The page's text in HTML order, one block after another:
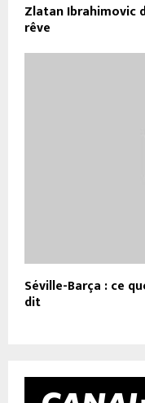
Zlatan Ibrahimovic
rêve
Séville-Barça : ce
dit